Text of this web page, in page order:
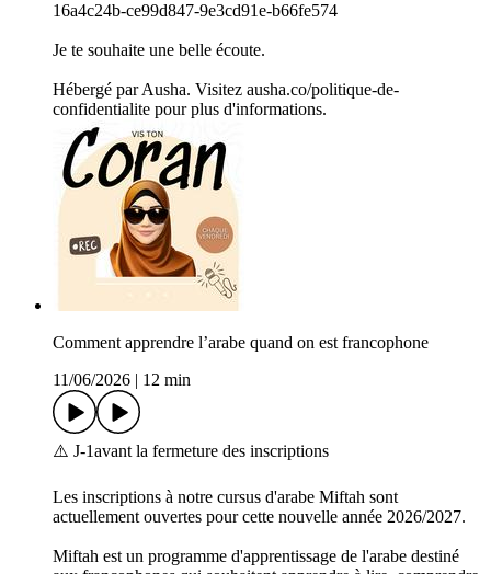
16a4c24b-ce99d847-9e3cd91e-b66fe574
Je te souhaite une belle écoute.
Hébergé par Ausha. Visitez ausha.co/politique-de-
confidentialite pour plus d'informations.
Comment apprendre l’arabe quand on est francophone
11/06/2026
12 min
⚠️ J-1avant la fermeture des inscriptions
Les inscriptions à notre cursus d'arabe Miftah sont
actuellement ouvertes pour cette nouvelle année 2026/2027.
Miftah est un programme d'apprentissage de l'arabe destiné